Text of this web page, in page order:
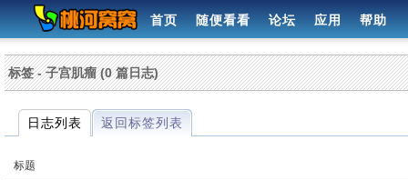
首页 随便看看 论坛 应用 帮助
标签 - 子宫肌瘤 (0 篇日志)
日志列表 返回标签列表
标题